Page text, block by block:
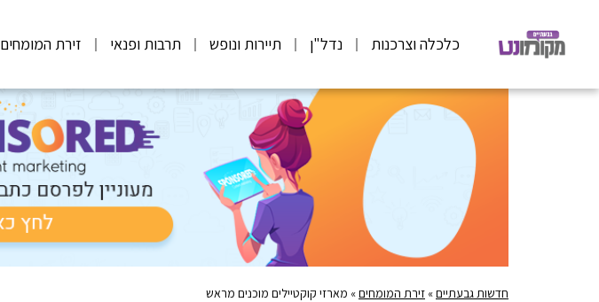
כלכלה וצרכנות נדל"ן תיירות ונופש תרבות ופנאי זירת המומחים
חדשות גבעתיים» זירת המומחים» מארזי קוקטיילים מוכנים מראש